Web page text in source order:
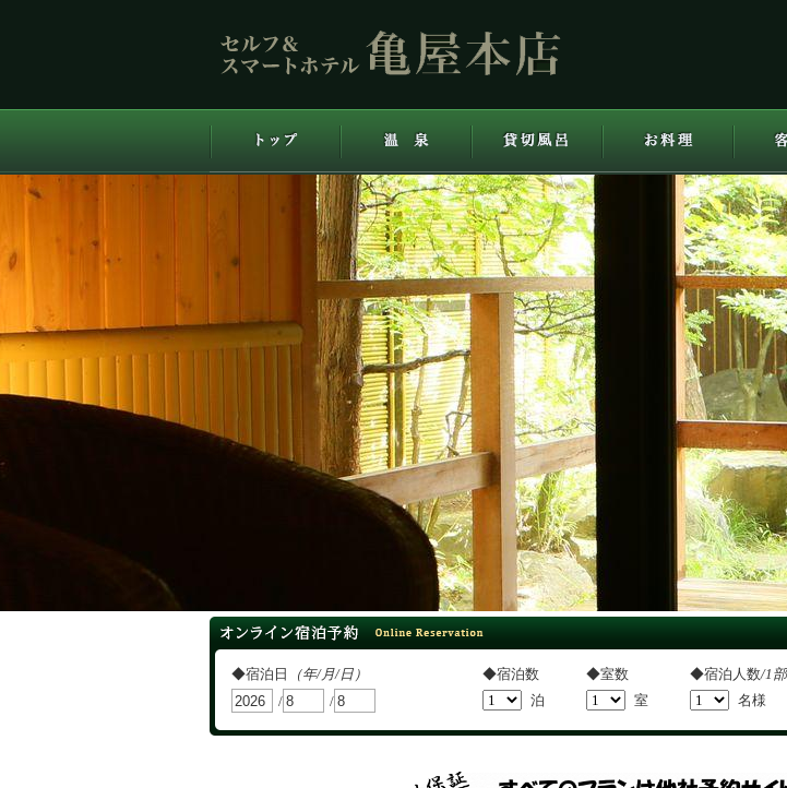
ホテル亀屋本店
温泉 貸切風呂 お料理
オンライン宿泊予約
◆宿泊日 （年/月/日） ◆宿泊数 ◆室数 ◆宿泊人数/1
/
/ 泊 室 名様